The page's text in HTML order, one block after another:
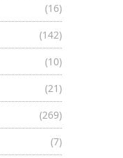
(16)
(142)
(10)
(21)
(269)
(7)